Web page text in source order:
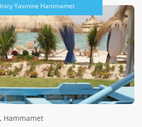
Yasmine Hammamet
, Hammamet